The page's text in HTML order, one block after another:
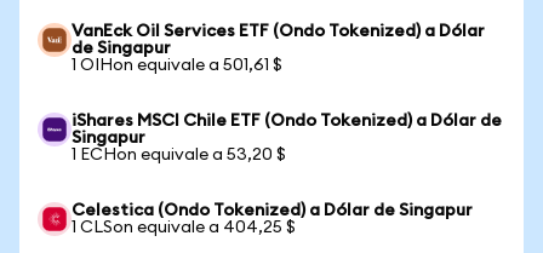
VanEck Oil Services ETF (Ondo Tokenized) a Dólar
de Singapur
1 OIHon equivale a 501,61 $
iShares MSCI Chile ETF (Ondo Tokenized) a Dólar de
Singapur
1 ECHon equivale a 53,20 $
Celestica (Ondo Tokenized) a Dólar de Singapur
1 CLSon equivale a 404,25 $